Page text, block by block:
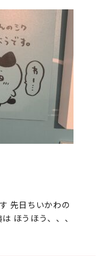
先日ちいかわの
ほうほう、、、